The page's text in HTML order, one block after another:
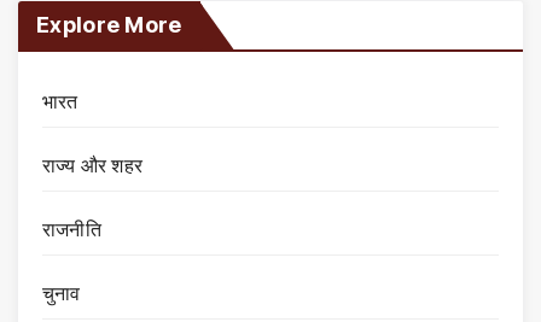
Explore More
भारत
राज्य और शहर
राजनीति
चुनाव